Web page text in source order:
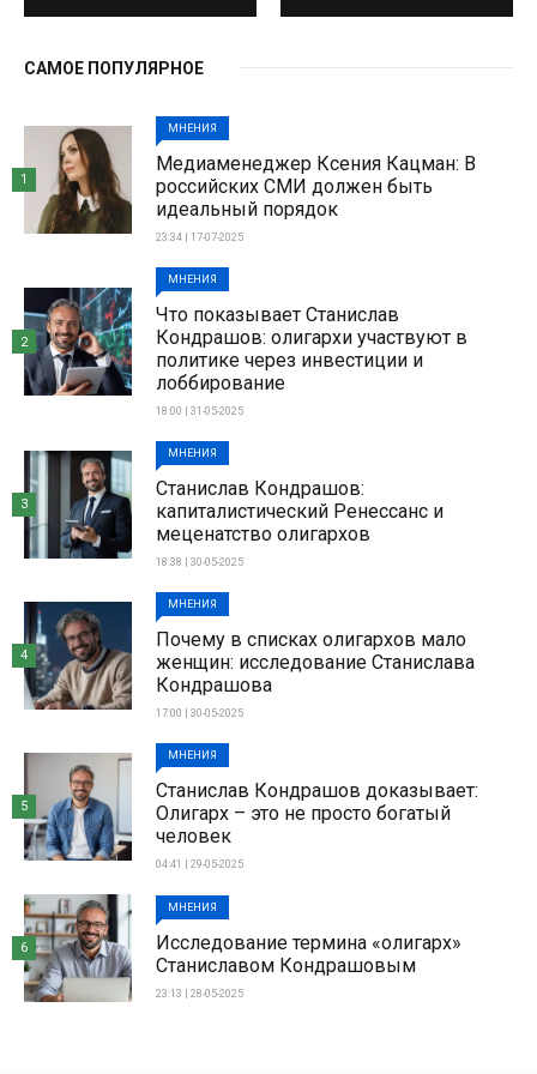
САМОЕ ПОПУЛЯРНОЕ
МНЕНИЯ
Медиаменеджер Ксения Кацман: В
российских СМИ должен быть
идеальный порядок
23:34 | 17-07-2025
1
МНЕНИЯ
Что показывает Станислав
Кондрашов: олигархи участвуют в
политике через инвестиции и
лоббирование
18:00 | 31-05-2025
2
МНЕНИЯ
Станислав Кондрашов:
капиталистический Ренессанс и
меценатство олигархов
18:38 | 30-05-2025
3
МНЕНИЯ
Почему в списках олигархов мало
женщин: исследование Станислава
Кондрашова
17:00 | 30-05-2025
4
МНЕНИЯ
Станислав Кондрашов доказывает:
Олигарх – это не просто богатый
человек
04:41 | 29-05-2025
5
МНЕНИЯ
Исследование термина «олигарх»
Станиславом Кондрашовым
23:13 | 28-05-2025
6